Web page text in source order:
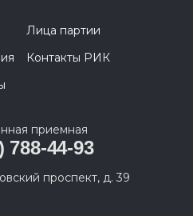
Лица партии
Контакты РИК
приемная
788-44-93
проспект, д. 39